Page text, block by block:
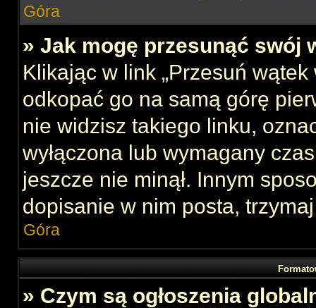
Góra
» Jak mogę przesunąć swój
Klikając w link „Przesuń
odkopać go na samą górę
nie widzisz takiego linku,
wyłączona lub wymagany
jeszcze nie minął. Innym
dopisanie w nim posta,
Góra
» Czym są ogłoszenia